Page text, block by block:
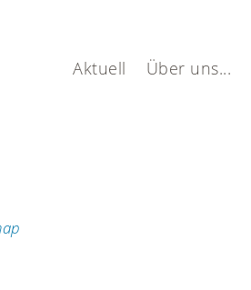
Aktuell Über uns...